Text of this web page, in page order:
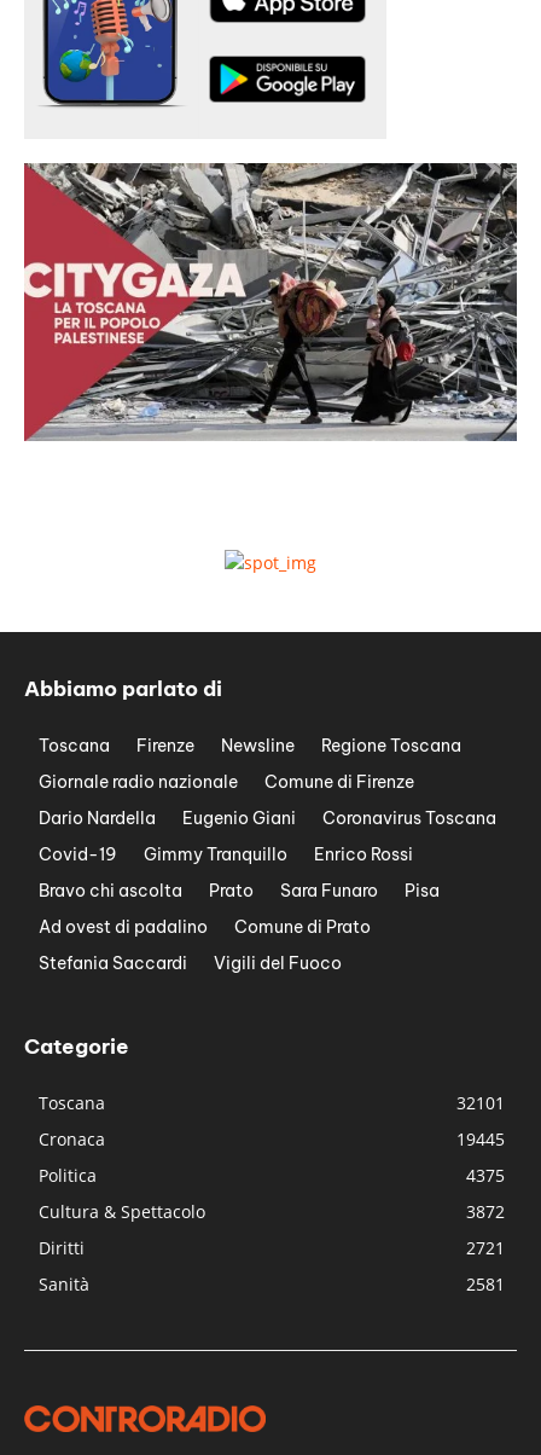
Abbiamo parlato di
Toscana Firenze Newsline
Regione Toscana
Giornale radio nazionale
Comune di Firenze
Dario Nardella
Eugenio Giani
Coronavirus Toscana
Covid-19
Gimmy Tranquillo
Enrico Rossi
Bravo chi ascolta
Prato Sara Funaro
Pisa
Ad ovest di padalino
Comune di Prato
Stefania Saccardi
Vigili del Fuoco
Categorie
Toscana
32101
Cronaca
19445
Politica
4375
Cultura & Spettacolo
3872
Diritti
2721
Sanità
2581